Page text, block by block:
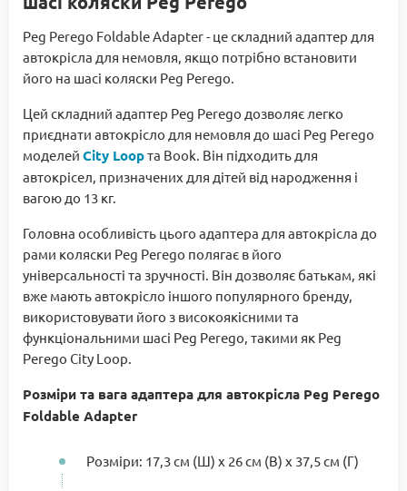
Peg Perego Foldable Adapter - це складний адаптер для
автокрісла для немовля, якщо потрібно встановити
його на шасі коляски Peg Perego.
Цей складний адаптер Peg Perego дозволяє легко
приєднати автокрісло для немовля до шасі Peg Perego
моделей City Loopта Book. Він підходить для
автокрісел, призначених для дітей від народження і
вагою до 13 кг.
Головна особливість цього адаптера для автокрісла до
рами коляски Peg Perego полягає в його
універсальності та зручності. Він дозволяє батькам, які
вже мають автокрісло іншого популярного бренду,
використовувати його з високоякісними та
функціональними шасі Peg Perego, такими як Peg
Perego City Loop.
Розміри та вага адаптера для автокрісла Peg Perego
Foldable Adapter
Розміри: 17,3 см (Ш) x 26 см (В) x 37,5 см (Г)